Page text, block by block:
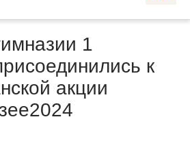
1
к
акции